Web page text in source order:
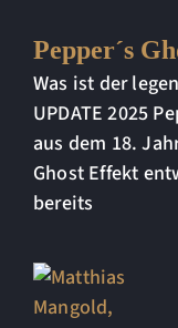
Pepper´s
Was ist der
UPDATE 2025
aus dem 18.
Ghost Effekt
bereits